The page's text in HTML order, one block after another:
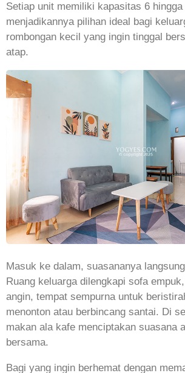
Setiap unit memiliki kapasitas 6 hingga
menjadikannya pilihan ideal bagi
rombongan kecil yang ingin tinggal
atap.
Masuk ke dalam, suasananya
Ruang keluarga dilengkapi sofa
angin, tempat sempurna untuk
menonton atau berbincang santai. Di
makan ala kafe menciptakan suasana
bersama.
Bagi yang ingin berhemat dengan